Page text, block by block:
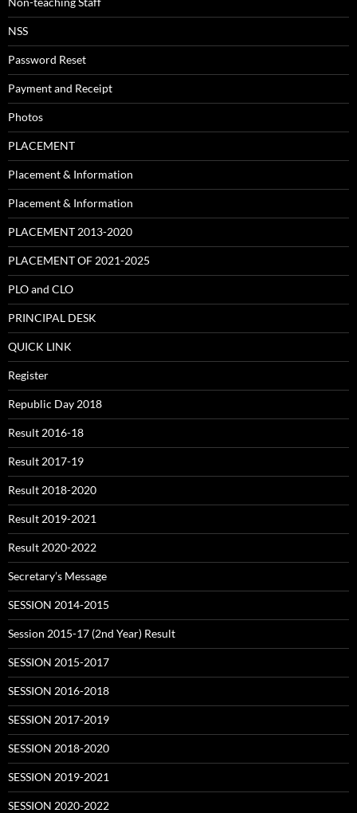
NSS
Password Reset
Payment and Receipt
Photos
PLACEMENT
Placement & Information
Placement & Information
PLACEMENT 2013-2020
PLACEMENT OF 2021-2025
PLO and CLO
PRINCIPAL DESK
QUICK LINK
Register
Republic Day 2018
Result 2016-18
Result 2017-19
Result 2018-2020
Result 2019-2021
Result 2020-2022
Secretary’s Message
SESSION 2014-2015
Session 2015-17 (2nd Year) Result
SESSION 2015-2017
SESSION 2016-2018
SESSION 2017-2019
SESSION 2018-2020
SESSION 2019-2021
SESSION 2020-2022